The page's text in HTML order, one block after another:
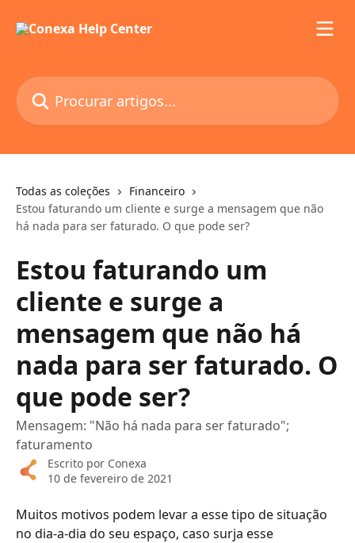
Procurar artigos...
Todas as coleções
Financeiro
Estou faturando um cliente e surge a mensagem que não
há nada para ser faturado. O que pode ser?
Estou faturando um
cliente e surge a
mensagem que não há
nada para ser faturado. O
que pode ser?
Mensagem: "Não há nada para ser faturado";
faturamento
Escrito por Conexa
10 de fevereiro de 2021
Muitos motivos podem levar a esse tipo de situação
no dia-a-dia do seu espaço, caso surja esse